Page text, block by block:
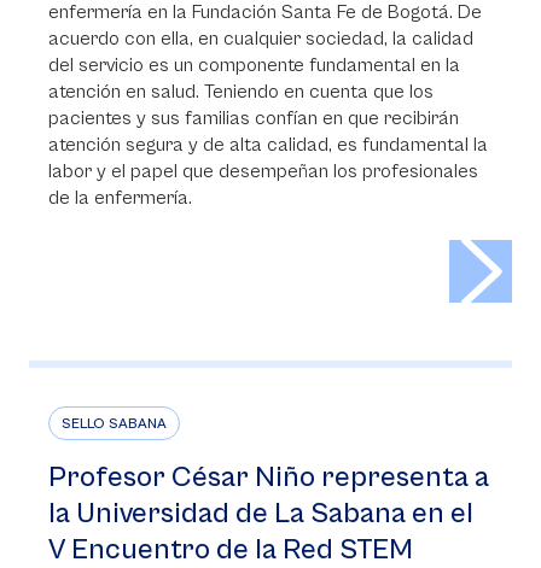
enfermería en la Fundación Santa Fe de Bogotá. De
acuerdo con ella, en cualquier sociedad, la calidad
del servicio es un componente fundamental en la
atención en salud. Teniendo en cuenta que los
pacientes y sus familias confían en que recibirán
atención segura y de alta calidad, es fundamental la
labor y el papel que desempeñan los profesionales
de la enfermería.
SELLO SABANA
Profesor César Niño representa a
la Universidad de La Sabana en el
V Encuentro de la Red STEM